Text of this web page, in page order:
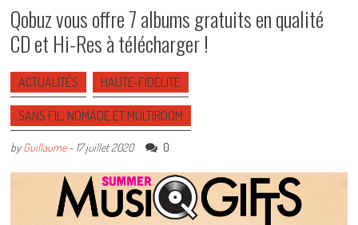
Qobuz vous offre 7 albums gratuits en qualité
CD et Hi-Res à télécharger !
ACTUALITÉS HAUTE-FIDÉLITÉ
SANS FIL, NOMADE ET MULTIROOM
byGuillaume- 17 juillet 2020 0